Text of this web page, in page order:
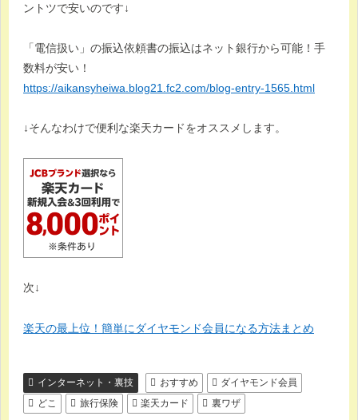
ントツで安いのです↓
「電信扱い」の振込依頼書の振込はネット銀行から可能！手
数料が安い！
https://aikansyheiwa.blog21.fc2.com/blog-entry-1565.html
↓そんなわけで便利な楽天カードをオススメします。
次↓
楽天の最上位！簡単にダイヤモンド会員になる方法まとめ
インターネット・裏技 おすすめ
ダイヤモンド会員
どこ
旅行保険 楽天カード 裏ワザ